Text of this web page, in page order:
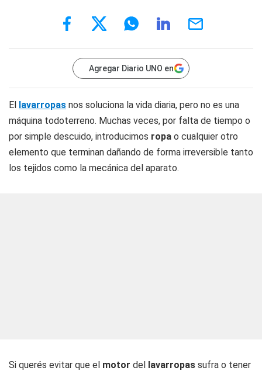
Agregar Diario UNO en
El lavarropas nos soluciona la vida diaria, pero no es una
máquina todoterreno. Muchas veces, por falta de tiempo o
por simple descuido, introducimos ropa o cualquier otro
elemento que terminan dañando de forma irreversible tanto
los tejidos como la mecánica del aparato.
Si querés evitar que el motor del lavarropas sufra o tener